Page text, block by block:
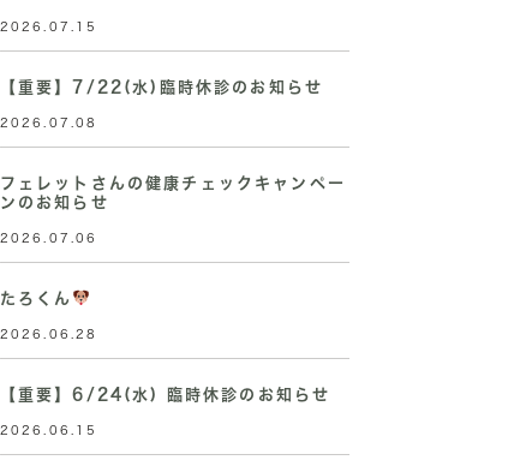
2026.07.15
【重要】7/22(水)臨時休診のお知らせ
2026.07.08
フェレットさんの健康チェックキャンペー
ンのお知らせ
2026.07.06
たろくん
2026.06.28
【重要】6/24(水) 臨時休診のお知らせ
2026.06.15